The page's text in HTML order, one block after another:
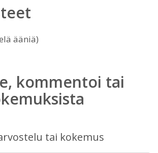
ääniä)
kommentoi tai
tai kokemus